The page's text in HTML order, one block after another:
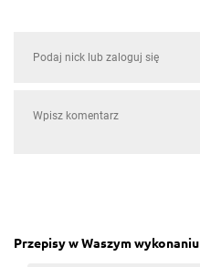
Przepisy w Waszym wykonaniu